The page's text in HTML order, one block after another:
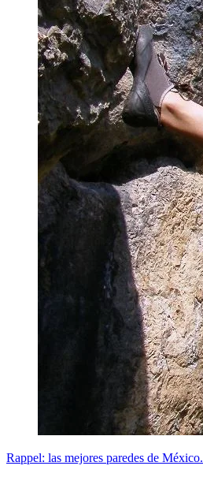
Rappel: las mejores paredes de México.